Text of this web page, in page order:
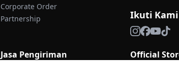
Corporate Order
Partnership
Ikuti
Jasa Pengiriman Official